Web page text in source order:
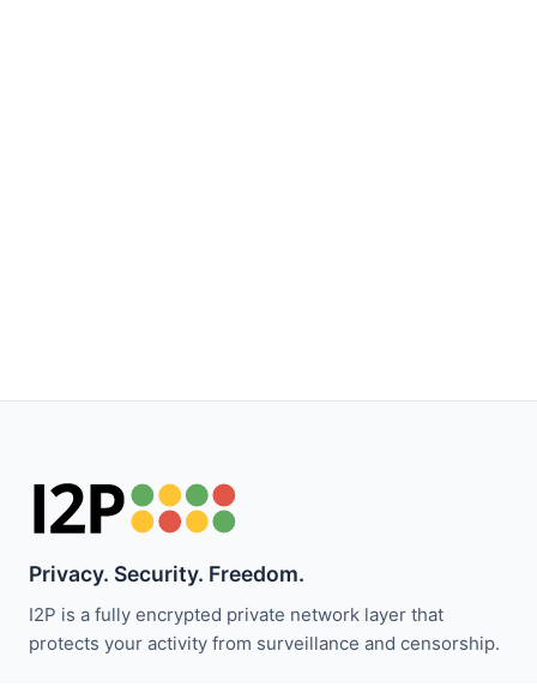
Privacy. Security. Freedom.
I2P is a fully encrypted private network layer that
protects your activity from surveillance and censorship.